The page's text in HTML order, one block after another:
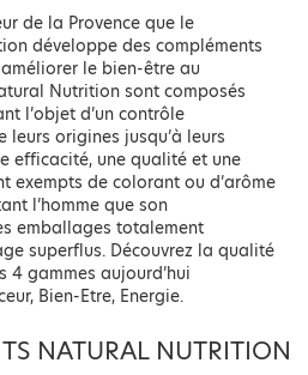
de la Provence que le
développe des compléments
le bien-être au
Nutrition sont composés
l’objet d’un contrôle
leurs origines jusqu’à leurs
efficacité, une qualité et une
exempts de colorant ou d’arôme
l’homme que son
emballages totalement
superflus. Découvrez la qualité
gammes aujourd’hui
Bien-Etre, Energie.
NATURAL NUTRITION